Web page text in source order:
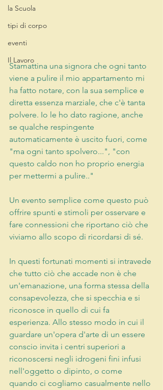
la Scuola
tipi di corpo
eventi
Il Lavoro
Stamattina una signora che ogni tanto
viene a pulire il mio appartamento mi
ha fatto notare, con la sua semplice e
diretta essenza marziale, che c'è tanta
polvere. Io le ho dato ragione, anche
se qualche respingente
automaticamente è uscito fuori, come
"ma ogni tanto spolvero...", "con
questo caldo non ho proprio energia
per mettermi a pulire.."
Un evento semplice come questo può
offrire spunti e stimoli per osservare e
fare connessioni che riportano ciò che
viviamo allo scopo di ricordarsi di sé.
In questi fortunati momenti si intravede
che tutto ciò che accade non è che
un'emanazione, una forma stessa della
consapevolezza, che si specchia e si
riconosce in quello di cui fa
esperienza. Allo stesso modo in cui il
guardare un'opera d'arte di un essere
conscio invita i centri superiori a
riconoscersi negli idrogeni fini infusi
nell'oggetto o dipinto, o come
quando ci cogliamo casualmente nello